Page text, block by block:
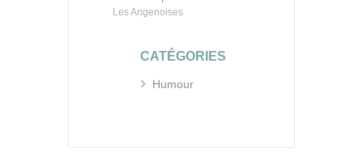
Les Angenoises
CATÉGORIES
Humour